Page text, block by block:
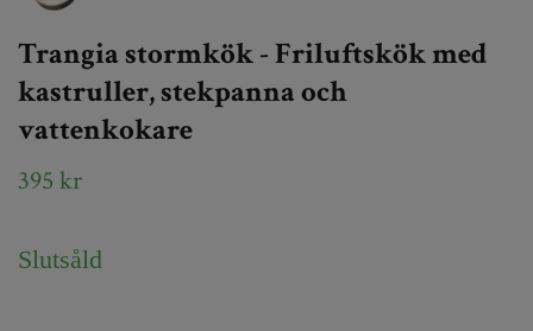
Trangia stormkök - Friluftskök med
kastruller, stekpanna och
vattenkokare
395 kr
Slutsåld